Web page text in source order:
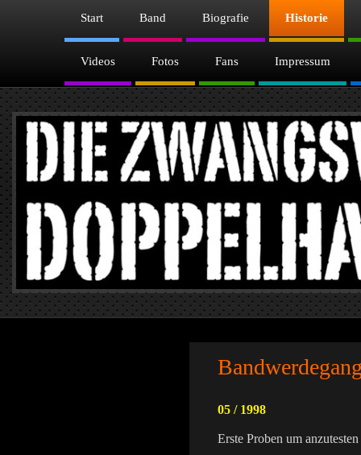
Start Band Biografie Historie
Videos Fotos Fans Impressum
05 / 1998
Erste Proben um